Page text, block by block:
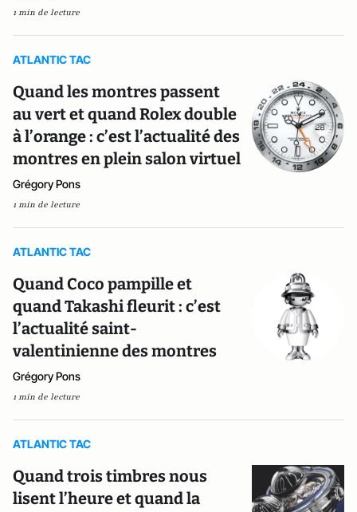
1 min de lecture
ATLANTIC TAC
Quand les montres passent
au vert et quand Rolex double
à l’orange : c’est l’actualité des
montres en plein salon virtuel
Grégory Pons
1 min de lecture
ATLANTIC TAC
Quand Coco pampille et
quand Takashi fleurit : c’est
l’actualité saint-
valentinienne des montres
Grégory Pons
1 min de lecture
ATLANTIC TAC
Quand trois timbres nous
lisent l’heure et quand la